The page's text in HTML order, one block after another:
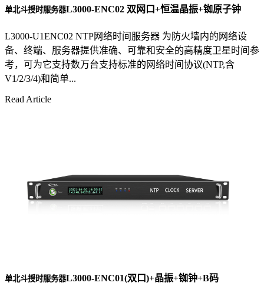
单北斗授时服务器L3000-ENC02 双网口+恒温晶振+铷原子钟
L3000-U1ENC02 NTP网络时间服务器 为防火墙内的网络设
备、终端、服务器提供准确、可靠和安全的高精度卫星时间参
考，可为它支持数万台支持标准的网络时间协议(NTP,含
V1/2/3/4)和简单...
Read Article
单北斗授时服务器L3000-ENC01(双口)+晶振+铷钟+B码